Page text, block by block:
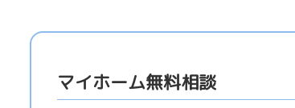
マイホーム無料相談